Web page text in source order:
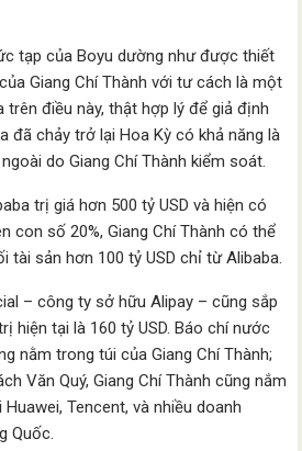
tạp của Boyu dường như được thiết
Giang Chí Thành với tư cách là một
trên điều này, thật hợp lý để giả định
đã chảy trở lại Hoa Kỳ có khả năng là
do Giang Chí Thành kiểm soát.
trị giá hơn 500 tỷ USD và hiện có
con số 20%, Giang Chí Thành có thể
tài sản hơn 100 tỷ USD chỉ từ Alibaba.
– công ty sở hữu Alipay – cũng sắp
hiện tại là 160 tỷ USD. Báo chí nước
nằm trong túi của Giang Chí Thành;
Văn Quý, Giang Chí Thành cũng nắm
Tencent, và nhiều doanh
Quốc.